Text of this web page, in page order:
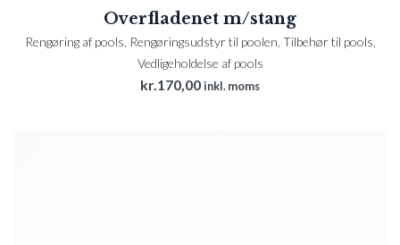
Overfladenet m/stang
Rengøring af pools Rengøringsudstyr til poolen Tilbehør til pools
Vedligeholdelse af pools
kr.170,00inkl. moms